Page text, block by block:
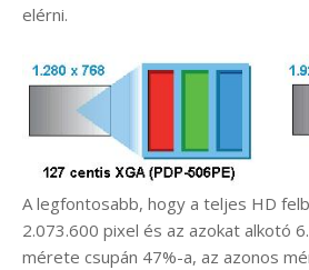
elérni.
A legfontosabb, hogy a teljes HD
2.073.600 pixel és az azokat alkotó
mérete csupán 47%-a, az azonos